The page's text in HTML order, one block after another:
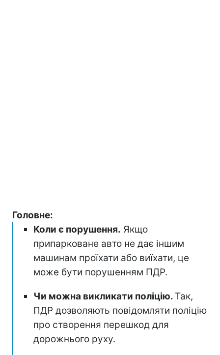
Головне:
Коли є порушення. Якщо
припарковане авто не дає іншим
машинам проїхати або виїхати, це
може бути порушенням ПДР.
Чи можна викликати поліцію. Так,
ПДР дозволяють повідомляти поліцію
про створення перешкод для
дорожнього руху.